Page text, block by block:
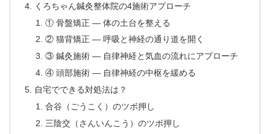
くろちゃん鍼灸整体院の4施術アプローチ
① 骨盤矯正 — 体の土台を整える
② 猫背矯正 — 呼吸と神経の通り道を開く
③ 鍼灸施術 — 自律神経と気血の流れにアプローチ
④ 頭部施術 — 自律神経の中枢を緩める
自宅でできる対処法は？
合谷（ごうこく）のツボ押し
三陰交（さんいんこう）のツボ押し